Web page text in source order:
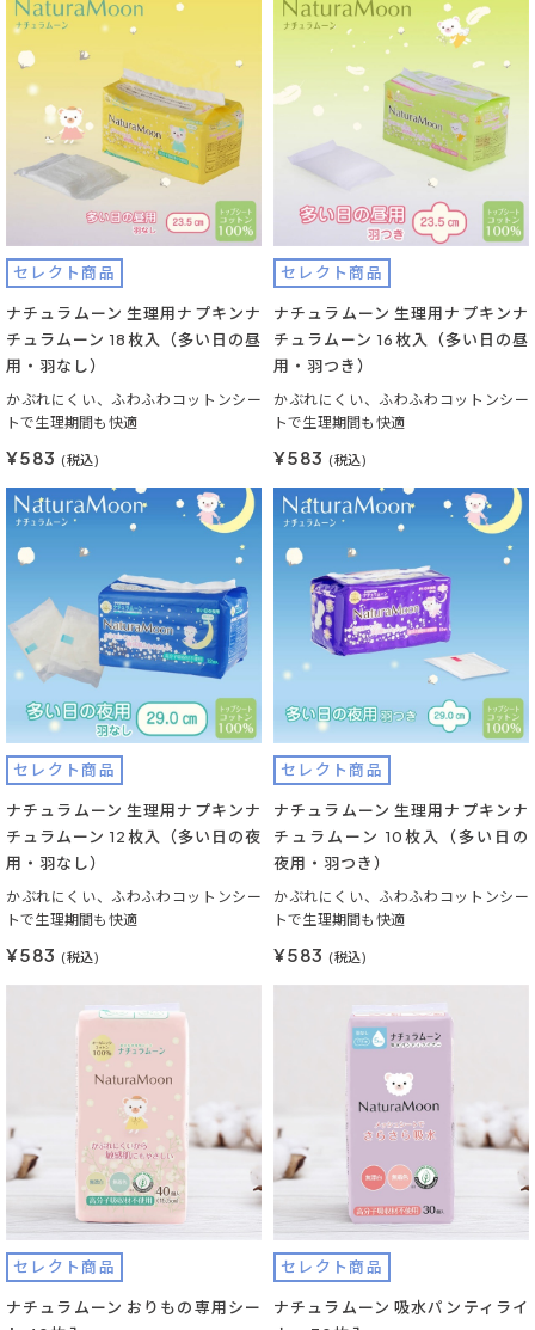
セレクト商品
ナチュラムーン 生理用ナプキンナ
チュラムーン 18枚入（多い日の昼
用・羽なし）
かぶれにくい、ふわふわコットンシー
トで生理期間も快適
¥583 (税込)
セレクト商品
ナチュラムーン 生理用ナプキンナ
チュラムーン 16枚入（多い日の昼
用・羽つき）
かぶれにくい、ふわふわコットンシー
トで生理期間も快適
¥583 (税込)
セレクト商品
ナチュラムーン 生理用ナプキンナ
チュラムーン 12枚入（多い日の夜
用・羽なし）
かぶれにくい、ふわふわコットンシー
トで生理期間も快適
¥583 (税込)
セレクト商品
ナチュラムーン 生理用ナプキンナ
チュラムーン 10枚入（多い日の
夜用・羽つき）
かぶれにくい、ふわふわコットンシー
トで生理期間も快適
¥583 (税込)
セレクト商品
ナチュラムーン おりもの専用シー
セレクト商品
ナチュラムーン 吸水パンティライ